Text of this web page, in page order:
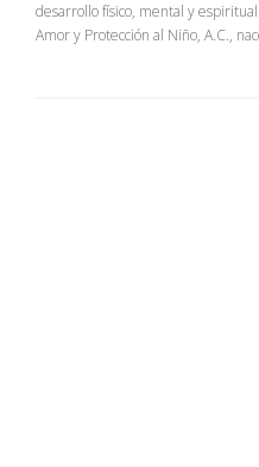
desarrollo físico, mental y
Amor y Protección al Niño, A.C.,